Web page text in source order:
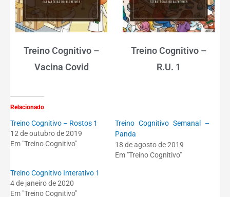
Treino Cognitivo –
Vacina Covid
Treino Cognitivo –
R.U. 1
Relacionado
Treino Cognitivo – Rostos 1
12 de outubro de 2019
Em "Treino Cognitivo"
Treino Cognitivo Semanal –
Panda
18 de agosto de 2019
Em "Treino Cognitivo"
Treino Cognitivo Interativo 1
4 de janeiro de 2020
Em "Treino Cognitivo"